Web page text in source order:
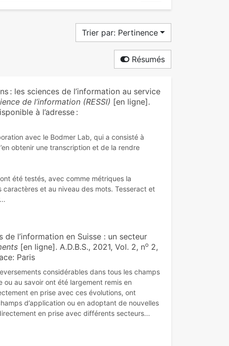
Trier par: Pertinence
Résumés
: les sciences de l’information au service
de l’information (RESSI) [en ligne].
à l’adresse :
avec le Bodmer Lab, qui a consisté à
obtenir une transcription et de la rendre
été testés, avec comme métriques la
et au niveau des mots. Tesseract et
de l’information en Suisse : un secteur
[en ligne]. A.D.B.S., 2021, Vol. 2, no2,
Paris
considérables dans tous les champs
ou au savoir ont été largement remis en
en prise avec ces évolutions, ont
d’application ou en adoptant de nouvelles